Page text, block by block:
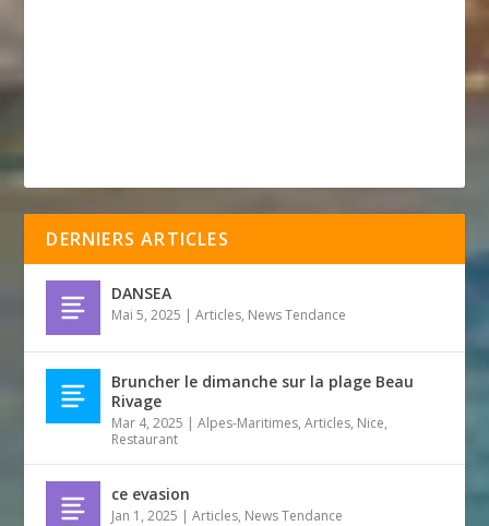
DERNIERS ARTICLES
DANSEA
Mai 5, 2025 |Articles, News Tendance
Bruncher le dimanche sur la plage Beau
Rivage
Mar 4, 2025 |Alpes-Maritimes,Articles, Nice,
Restaurant
ce evasion
Jan 1, 2025 |Articles, News Tendance